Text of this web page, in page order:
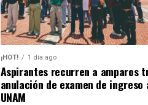
¡HOT! 1 día ago
Aspirantes recurren a amparos
anulación de examen de ingreso
UNAM